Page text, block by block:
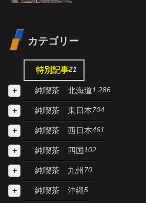
カテゴリー
特別記事21
純喫茶 北海道1,286
純喫茶 東日本704
純喫茶 西日本461
純喫茶 四国 102
純喫茶 九州 70
純喫茶 沖縄5